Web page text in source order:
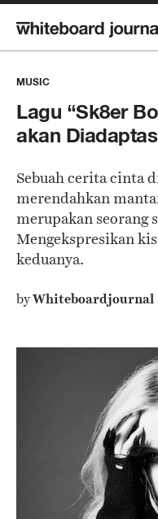
MUSIC
Lagu “Sk8er
akan
Sebuah cerita cinta
merendahkan
merupakan seorang
Mengekspresikan
keduanya.
byWhiteboardjournal